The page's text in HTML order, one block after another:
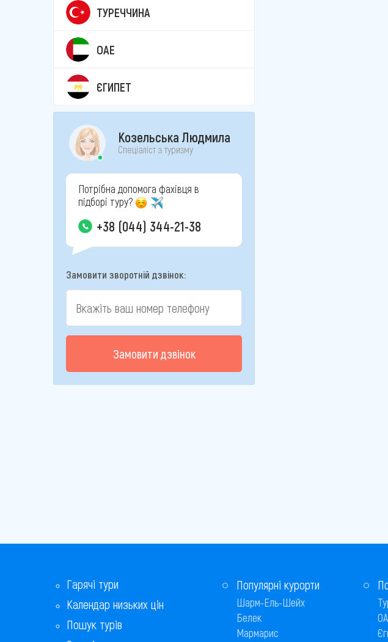
ТУРЕЧЧИНА
ОАЕ
ЄГИПЕТ
Козельська Людмила
Спеціаліст з туризму
Потрібна допомога фахівця в
підборі туру?
+38 (044) 344-21-38
Замовити зворотній дзвінок:
Замовити дзвінок
Гарячі тури
Календар низьких цін
Пошук турів
Популярні курорти
Шарм-Ель-Шейх
Белек
Мармарис